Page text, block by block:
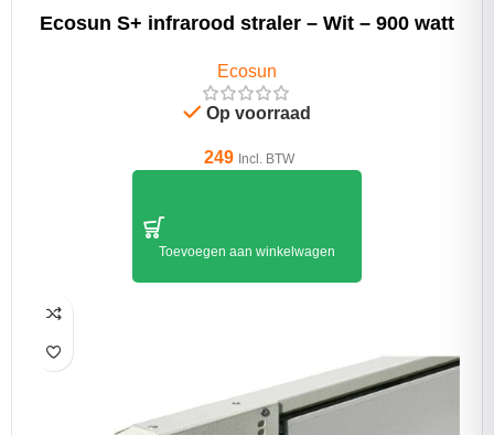
Ecosun S+ infrarood straler – Wit – 900 watt
Ecosun
Op voorraad
249 Incl. BTW
Toevoegen aan winkelwagen